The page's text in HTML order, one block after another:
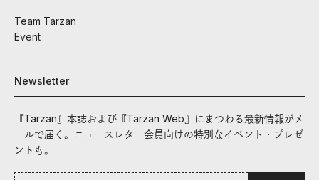
Team Tarzan
Event
Newsletter
『Tarzan』本誌および『Tarzan Web』にまつわる最新情報がメ
ールで届く。ニュースレター会員向けの特別なイベント・プレゼ
ントも。